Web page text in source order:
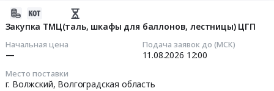
Закупка ТМЦ(таль, шкафы для баллонов, лестницы) ЦГП
Начальная цена
—
Подача заявок до (МСК)
11.08.2026 12:00
Место поставки
г. Волжский, Волгоградская область